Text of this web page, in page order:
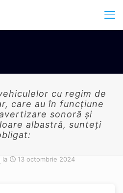
cu regim de
care au în funcţiune
sonoră şi
albastră, sunteţi
la 13 octombrie 2024